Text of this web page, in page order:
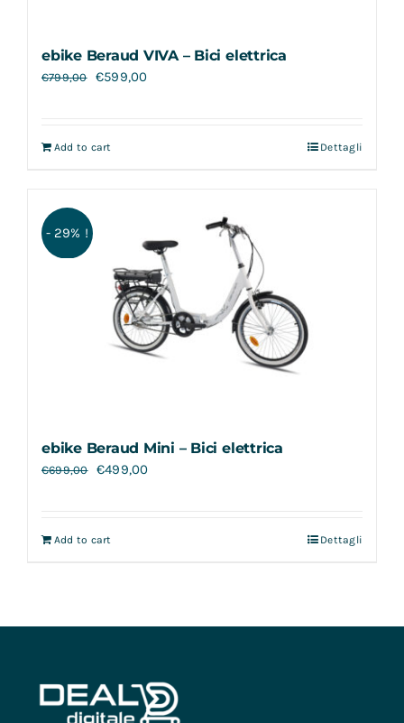
ebike Beraud VIVA – Bici elettrica
€799,00 €599,00
Add to cart Dettagli
- 29% !
ebike Beraud Mini – Bici elettrica
€699,00 €499,00
Add to cart Dettagli